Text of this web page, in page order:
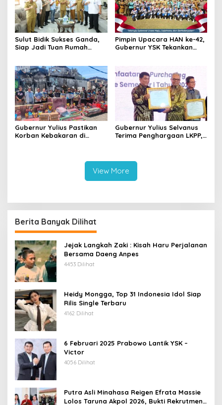
Sulut Bidik Sukses Ganda,
Siap Jadi Tuan Rumah
Pimpin Upacara HAN ke-42,
Gubernur YSK Tekankan
Gubernur Yulius Pastikan
Korban Kebakaran di
Gubernur Yulius Selvanus
Terima Penghargaan LKPP,
View More
Berita Banyak Dilihat
Jejak Langkah Zaki : Kisah Haru Perjalanan
Bersama Daeng Anpes
4453 Dilihat
Heidy Mongga, Top 31 Indonesia Idol Siap
Rilis Single Terbaru
4162 Dilihat
6 Februari 2025 Prabowo Lantik YSK –
Victor
4056 Dilihat
Putra Asli Minahasa Reigen Efrata Massie
Lolos Taruna Akpol 2026, Bukti Rekrutmen